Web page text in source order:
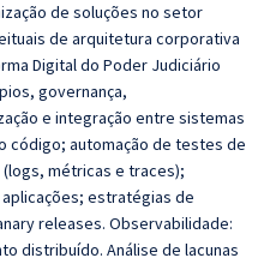
de soluções no setor
de arquitetura corporativa
Digital do Poder Judiciário
governança,
e integração entre sistemas
código; automação de testes de
métricas e traces);
estratégias de
releases. Observabilidade:
distribuído. Análise de lacunas